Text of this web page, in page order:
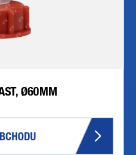
Ø60MM